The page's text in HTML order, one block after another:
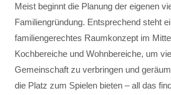
Meist beginnt die Planung der eigenen
Familiengründung. Entsprechend steht
familiengerechtes Raumkonzept im
Kochbereiche und Wohnbereiche, um
Gemeinschaft zu verbringen und
die Platz zum Spielen bieten – all das